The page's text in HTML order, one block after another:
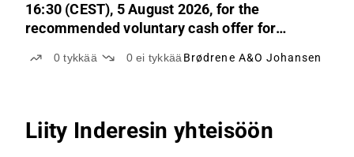
16:30 (CEST), 5 August 2026, for the
recommended voluntary cash offer for
A. & O. Johansen A/S
0tykkää 0ei tykkää Brødrene A&O Johansen
Liity Inderesin yhteisöön